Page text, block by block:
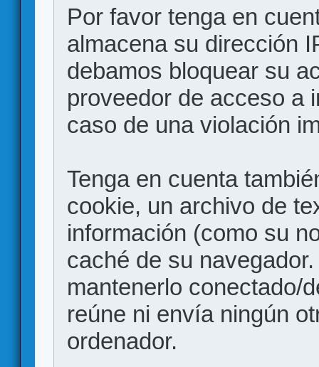
Por favor tenga en
almacena su dirección
debamos bloquear su
proveedor de acceso a
caso de una violación
Tenga en cuenta
cookie, un archivo de
información (como su
caché de su
mantenerlo conectado/
reúne ni envía ningún
ordenador.